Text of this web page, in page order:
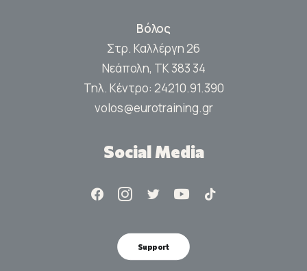
Βόλος
Στρ. Καλλέργη 26
Νεάπολη, ΤΚ 383 34
Τηλ. Κέντρο: 24210.91.390
volos@eurotraining.gr
Social Media
Support